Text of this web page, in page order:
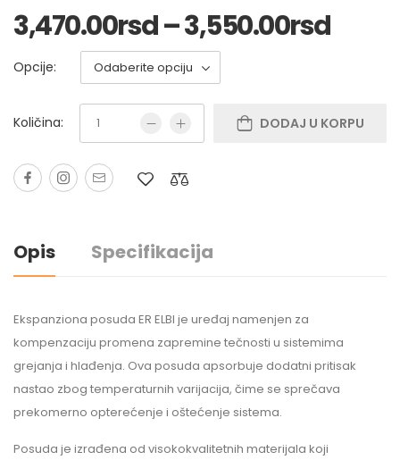
3,470.00rsd–3,550.00rsd
Opcije:
Količina: DODAJ U KORPU
Opis Specifikacija
Ekspanziona posuda ER ELBI je uređaj namenjen za
kompenzaciju promena zapremine tečnosti u sistemima
grejanja i hlađenja. Ova posuda apsorbuje dodatni pritisak
nastao zbog temperaturnih varijacija, čime se sprečava
prekomerno opterećenje i oštećenje sistema.
Posuda je izrađena od visokokvalitetnih materijala koji